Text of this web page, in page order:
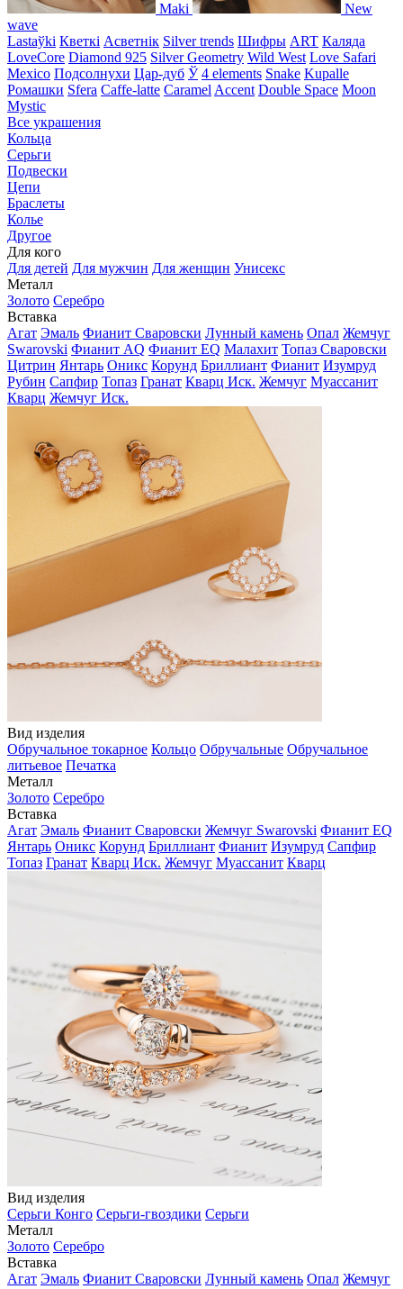
Maki
New
wave
Lastaўki Кветкі Асветнiк Silver trends Шифры ART Каляда
LoveCore Diamond 925 Silver Geometry Wild West Love Safari
Mexico Подсолнухи Цар-дуб Ў 4 elements Snake Kupalle
Ромашки Sfera Caffe-latte Caramel Accent Double Space Moon
Mystic
Все украшения
Кольца
Серьги
Подвески
Цепи
Браслеты
Колье
Другое
Для кого
Для детей Для мужчин Для женщин Унисекс
Металл
Золото Серебро
Вставка
Агат Эмаль Фианит Сваровски Лунный камень Опал Жемчуг
Swarovski Фианит AQ Фианит EQ Малахит Топаз Сваровски
Цитрин Янтарь Оникс Корунд Бриллиант Фианит Изумруд
Рубин Сапфир Топаз Гранат Кварц Иск. Жемчуг Муассанит
Кварц Жемчуг Иск.
Вид изделия
Обручальное токарное Кольцо Обручальные Обручальное
литьевое Печатка
Металл
Золото Серебро
Вставка
Агат Эмаль Фианит Сваровски Жемчуг Swarovski Фианит EQ
Янтарь Оникс Корунд Бриллиант Фианит Изумруд Сапфир
Топаз Гранат Кварц Иск. Жемчуг Муассанит Кварц
Вид изделия
Серьги Конго Серьги-гвоздики Серьги
Металл
Золото Серебро
Вставка
Агат Эмаль Фианит Сваровски Лунный камень Опал Жемчуг